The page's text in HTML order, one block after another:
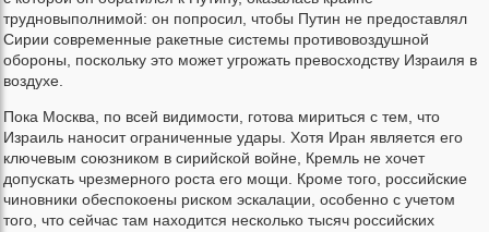
трудновыполнимой: он попросил, чтобы Путин не предоставлял
Сирии современные ракетные системы противовоздушной
обороны, поскольку это может угрожать превосходству Израиля в
воздухе.
Пока Москва, по всей видимости, готова мириться с тем, что
Израиль наносит ограниченные удары. Хотя Иран является его
ключевым союзником в сирийской войне, Кремль не хочет
допускать чрезмерного роста его мощи. Кроме того, российские
чиновники обеспокоены риском эскалации, особенно с учетом
того, что сейчас там находится несколько тысяч российских